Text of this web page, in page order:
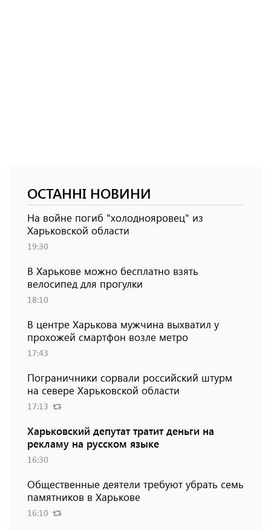
ОСТАННІ НОВИНИ
На войне погиб "холоднояровец" из
Харьковской области
19:30
В Харькове можно бесплатно взять
велосипед для прогулки
18:10
В центре Харькова мужчина выхватил у
прохожей смартфон возле метро
17:43
Пограничники сорвали российский штурм
на севере Харьковской области
17:13
Харьковский депутат тратит деньги на
рекламу на русском языке
16:30
Общественные деятели требуют убрать семь
памятников в Харькове
16:10